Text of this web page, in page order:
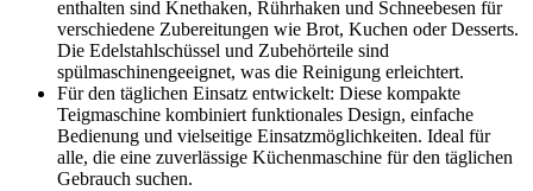
enthalten sind Knethaken, Rührhaken und Schneebesen für
verschiedene Zubereitungen wie Brot, Kuchen oder Desserts.
Die Edelstahlschüssel und Zubehörteile sind
spülmaschinengeeignet, was die Reinigung erleichtert.
Für den täglichen Einsatz entwickelt: Diese kompakte
Teigmaschine kombiniert funktionales Design, einfache
Bedienung und vielseitige Einsatzmöglichkeiten. Ideal für
alle, die eine zuverlässige Küchenmaschine für den täglichen
Gebrauch suchen.